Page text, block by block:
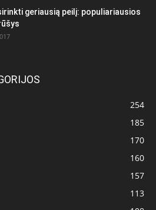
geriausią peilį: populiariausios
254
185
170
160
157
113